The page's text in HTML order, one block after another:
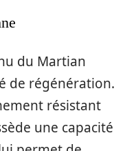
du Martian
de régénération.
résistant
une capacité